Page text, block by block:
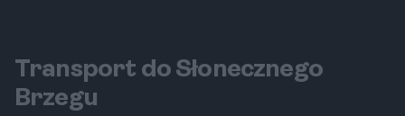
Transport do Słonecznego
Brzegu